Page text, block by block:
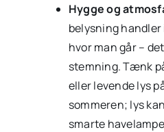
Hygge og
belysning handler
hvor man går –
stemning. Tænk
eller levende lys
sommeren; lys
smarte